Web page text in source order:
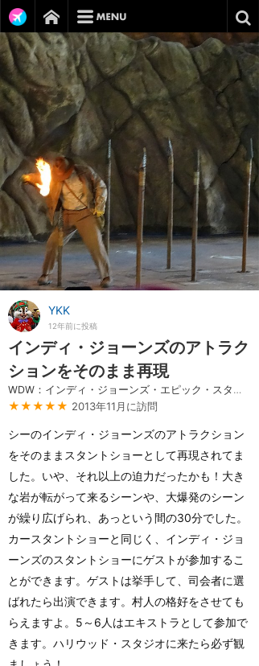
YKK
12年前に投稿
インディ・ジョーンズのアトラク
ションをそのまま再現
WDW：インディ・ジョーンズ・エピック・スタント・スペクタキュラー！
★★★★★ 2013年11月に訪問
シーのインディ・ジョーンズのアトラクション
をそのままスタントショーとして再現されてま
した。いや、それ以上の迫力だったかも！大き
な岩が転がって来るシーンや、大爆発のシーン
が繰り広げられ、あっという間の30分でした。
カースタントショーと同じく、インディ・ジョ
ーンズのスタントショーにゲストが参加するこ
とができます。ゲストは挙手して、司会者に選
ばれたら出演できます。村人の格好をさせても
らえますよ。5～6人はエキストラとして参加で
きます。ハリウッド・スタジオに来たら必ず観